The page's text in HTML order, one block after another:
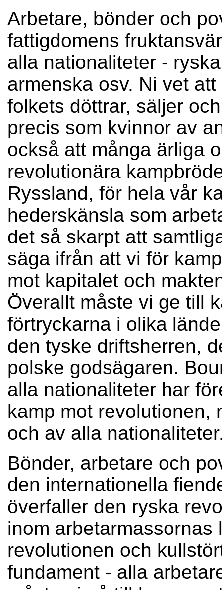
Arbetare, bönder och
fattigdomens
alla nationaliteter -
armenska osv. Ni vet
folkets döttrar, säljer
precis som kvinnor av
också att många ärliga
revolutionära
Ryssland, för hela vår
hederskänsla som
det så skarpt att
säga ifrån att vi för
mot kapitalet och
Överallt måste vi ge till
förtryckarna i olika
den tyske driftsherren,
polske godsägaren.
alla nationaliteter har
kamp mot revolutionen,
och av alla
Bönder, arbetare och
den internationella
överfaller den ryska
inom arbetarmassornas
revolutionen och
fundament - alla